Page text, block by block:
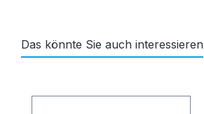
Das könnte Sie auch interessieren